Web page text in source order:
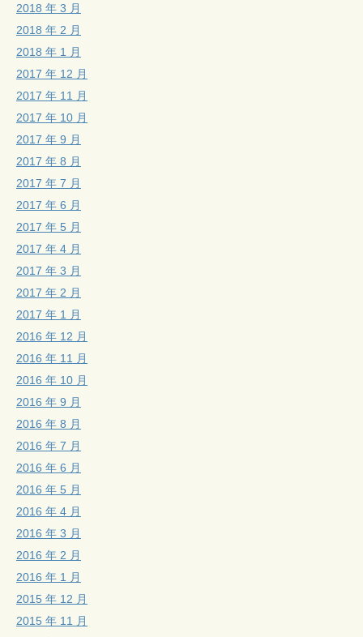
2018 年 3 月
2018 年 2 月
2018 年 1 月
2017 年 12 月
2017 年 11 月
2017 年 10 月
2017 年 9 月
2017 年 8 月
2017 年 7 月
2017 年 6 月
2017 年 5 月
2017 年 4 月
2017 年 3 月
2017 年 2 月
2017 年 1 月
2016 年 12 月
2016 年 11 月
2016 年 10 月
2016 年 9 月
2016 年 8 月
2016 年 7 月
2016 年 6 月
2016 年 5 月
2016 年 4 月
2016 年 3 月
2016 年 2 月
2016 年 1 月
2015 年 12 月
2015 年 11 月